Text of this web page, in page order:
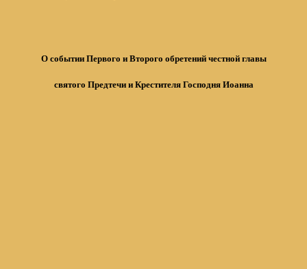
О событии Первого и Второго обретений честной главы
святого Предтечи и Крестителя Господня Иоанна